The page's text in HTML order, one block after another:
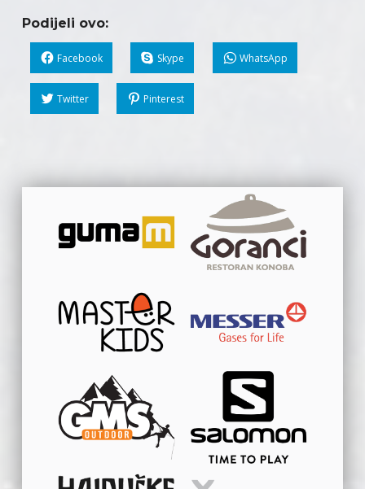
Podijeli ovo:
Facebook Skype WhatsApp
Twitter Pinterest